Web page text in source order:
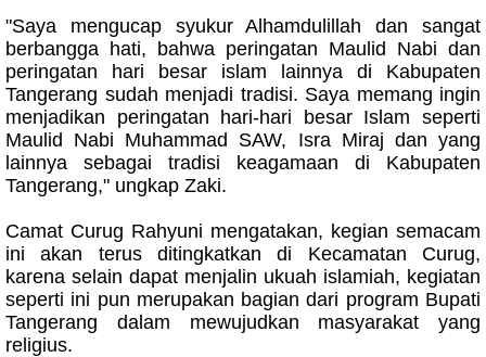
"Saya mengucap syukur Alhamdulillah dan sangat
berbangga hati, bahwa peringatan Maulid Nabi dan
peringatan hari besar islam lainnya di Kabupaten
Tangerang sudah menjadi tradisi. Saya memang ingin
menjadikan peringatan hari-hari besar Islam seperti
Maulid Nabi Muhammad SAW, Isra Miraj dan yang
lainnya sebagai tradisi keagamaan di Kabupaten
Tangerang," ungkap Zaki.
Camat Curug Rahyuni mengatakan, kegian semacam
ini akan terus ditingkatkan di Kecamatan Curug,
karena selain dapat menjalin ukuah islamiah, kegiatan
seperti ini pun merupakan bagian dari program Bupati
Tangerang dalam mewujudkan masyarakat yang
religius.